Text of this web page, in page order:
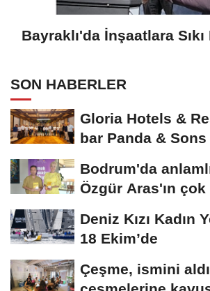
Bayraklı'da İnşaatlara
SON HABERLER
Gloria Hotels &
bar Panda & Sons
Bodrum'da
Özgür Aras'ın
Deniz Kızı Kadın
18 Ekim’de
Çeşme, ismini